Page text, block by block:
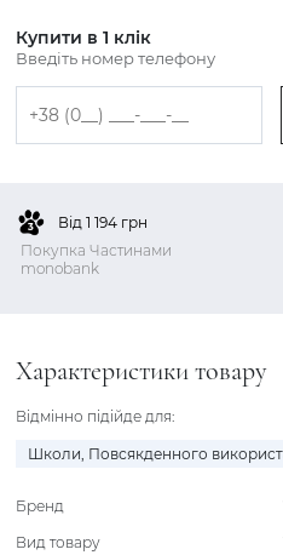
Купити в 1 клік
Введіть номер телефону
Від 1 194 грн
Покупка Частинами
monobank
Характеристики товару
Відмінно підійде для:
Школи, Повсякденного
Бренд
Вид товару